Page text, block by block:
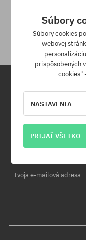
30
Na vrátenie
Prihláste sa na odber
nových
Tvoja e-mailová adresa
Súbory
Súbory cookies
webovej
prispôsobených
cookies"
NASTAVENIA
PRIJAŤ VŠETKO